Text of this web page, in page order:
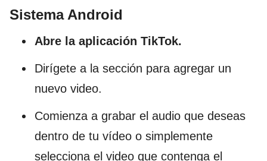
Sistema Android
Abre la aplicación TikTok.
Dirígete a la sección para agregar un
nuevo video.
Comienza a grabar el audio que deseas
dentro de tu vídeo o simplemente
selecciona el video que contenga el